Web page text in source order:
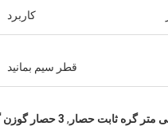
کاربرد
قطر سیم بمانید
, 3 حصار گوزن گوزن